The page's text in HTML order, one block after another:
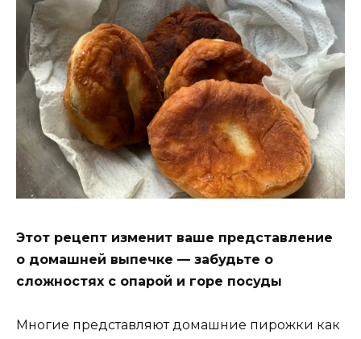
Этот рецепт изменит ваше представление
о домашней выпечке — забудьте о
сложностях с опарой и горе посуды
Многие представляют домашние пирожки как